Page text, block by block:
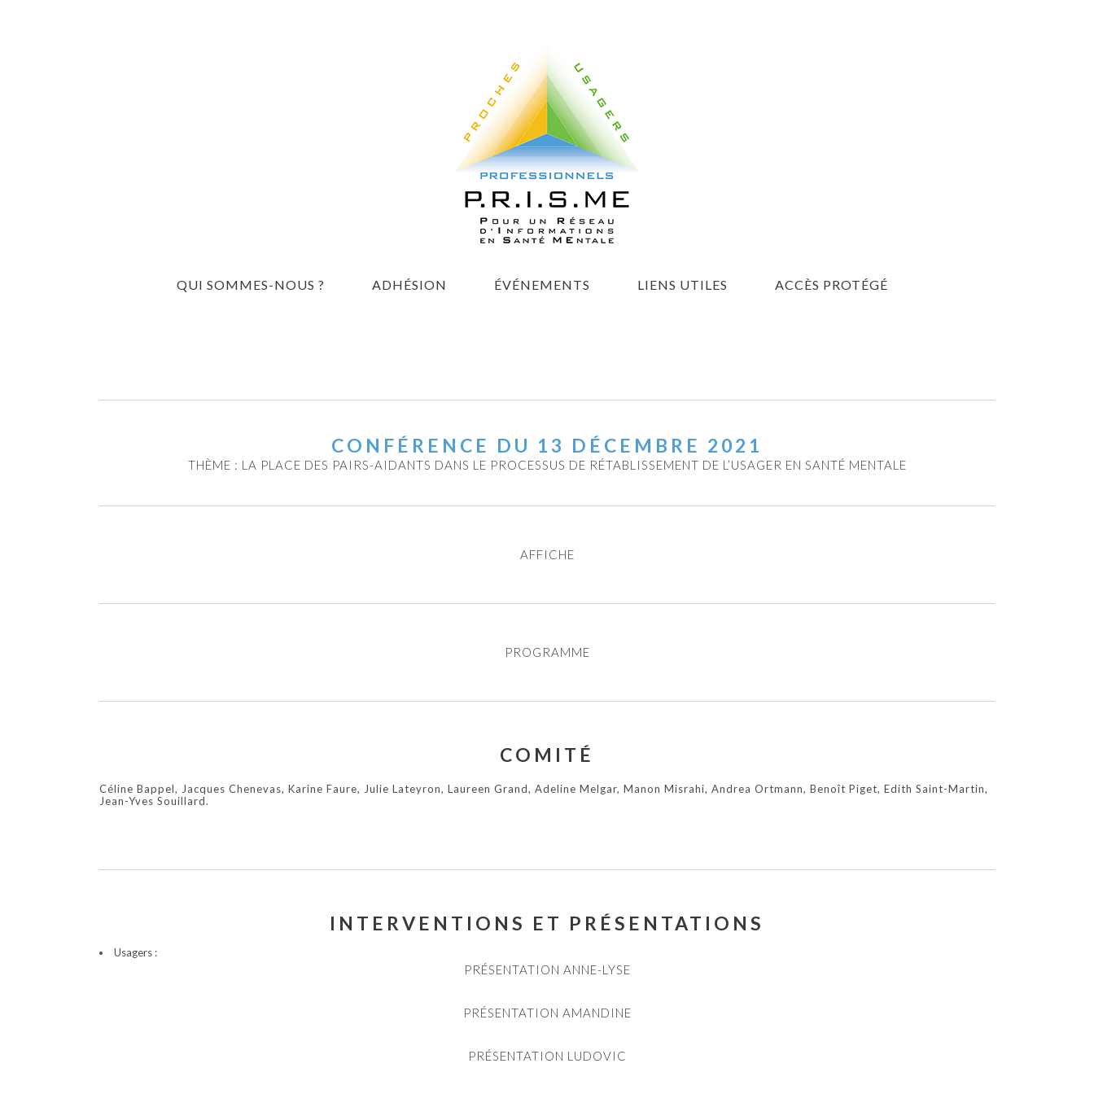
QUI SOMMES-NOUS ? ADHÉSION ÉVÉNEMENTS LIENS UTILES ACCÈS PROTÉGÉ
CONFÉRENCE DU 13 DÉCEMBRE 2021
THÈME : LA PLACE DES PAIRS-AIDANTS DANS LE PROCESSUS DE RÉTABLISSEMENT DE L’USAGER EN SANTÉ MENTALE
AFFICHE
PROGRAMME
COMITÉ
Céline Bappel, Jacques Chenevas, Karine Faure, Julie Lateyron, Laureen Grand, Adeline Melgar, Manon Misrahi, Andrea Ortmann, Benoît Piget, Edith Saint-Martin,
Jean-Yves Souillard.
INTERVENTIONS ET PRÉSENTATIONS
Usagers :
PRÉSENTATION ANNE-LYSE
PRÉSENTATION AMANDINE
PRÉSENTATION LUDOVIC